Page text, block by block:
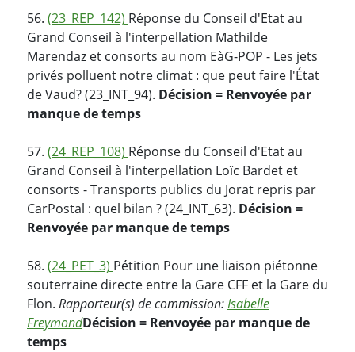
56. (23_REP_142) Réponse du Conseil d'Etat au
Grand Conseil à l'interpellation Mathilde
Marendaz et consorts au nom EàG-POP - Les jets
privés polluent notre climat : que peut faire l'État
de Vaud? (23_INT_94). Décision = Renvoyée par
manque de temps
57. (24_REP_108) Réponse du Conseil d'Etat au
Grand Conseil à l'interpellation Loïc Bardet et
consorts - Transports publics du Jorat repris par
CarPostal : quel bilan ? (24_INT_63). Décision =
Renvoyée par manque de temps
58. (24_PET_3) Pétition Pour une liaison piétonne
souterraine directe entre la Gare CFF et la Gare du
Flon. Rapporteur(s) de commission:Isabelle
FreymondDécision = Renvoyée par manque de
temps